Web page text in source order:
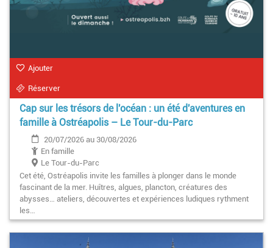
Ajouter
Réserver
Cap sur les trésors de l'océan : un été d'aventures en
famille à Ostréapolis – Le Tour-du-Parc
20/07/2026 au 30/08/2026
En famille
Le Tour-du-Parc
Cet été, Ostréapolis invite les familles à plonger dans le monde
fascinant de la mer. Huîtres, algues, plancton, créatures des
abysses… ateliers, découvertes et expériences ludiques rythment
les…